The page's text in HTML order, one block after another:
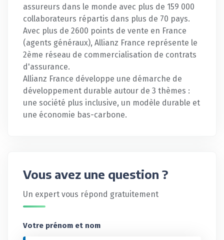
assureurs dans le monde avec plus de 159 000
collaborateurs répartis dans plus de 70 pays.
Avec plus de 2600 points de vente en France
(agents généraux), Allianz France représente le
2ème réseau de commercialisation de contrats
d'assurance.
Allianz France développe une démarche de
développement durable autour de 3 thèmes :
une société plus inclusive, un modèle durable et
une économie bas-carbone.
Vous avez une question ?
Un expert vous répond gratuitement
Votre prénom et nom